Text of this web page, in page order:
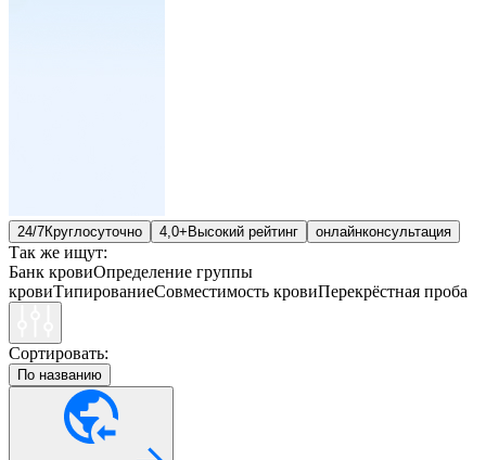
24/7Круглосуточно 4,0+ Высокий рейтинг онлайнконсультация
Так же ищут:
Банк кровиОпределение группы
кровиТипированиеСовместимость кровиПерекрёстная проба
Сортировать:
По названию